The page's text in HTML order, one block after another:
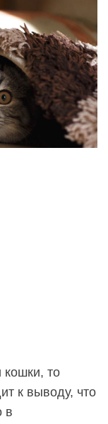
кошки, то
к выводу, что
в